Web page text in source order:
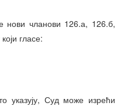
нови чланови 126.а, 126.б,
гласе:
указују, Суд може изрећи